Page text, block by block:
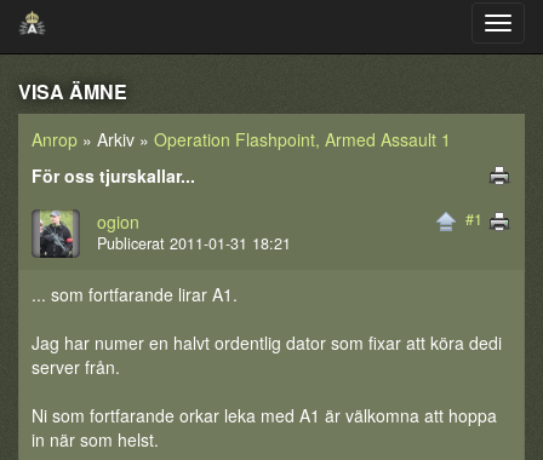
VISA ÄMNE
Anrop » Arkiv » Operation Flashpoint, Armed Assault 1
För oss tjurskallar...
#1
ogion
Publicerat 2011-01-31 18:21
... som fortfarande lirar A1.
Jag har numer en halvt ordentlig dator som fixar att köra dedi
server från.
Ni som fortfarande orkar leka med A1 är välkomna att hoppa
in när som helst.